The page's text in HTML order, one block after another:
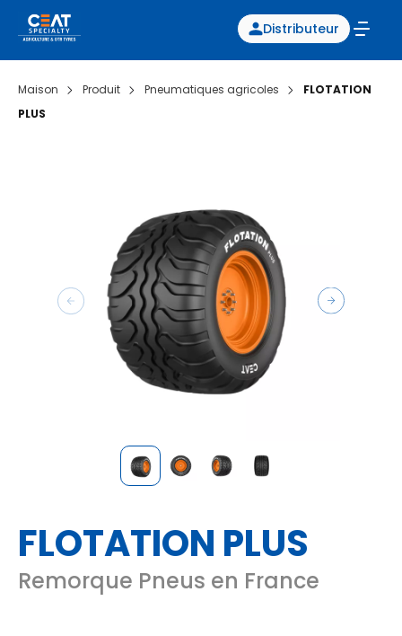
Distributeur
Maison Produit Pneumatiques agricoles
FLOTATION
PLUS
FLOTATION PLUS
Remorque Pneus en France